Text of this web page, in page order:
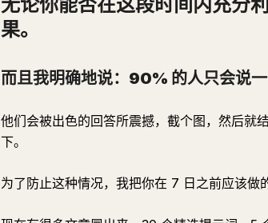
果。
而且我明确地说：90% 的人只会说
他们会被出色的回答所震撼，截个图，然后就
下。
为了防止这种情况，我把你在 7 日之前应该做